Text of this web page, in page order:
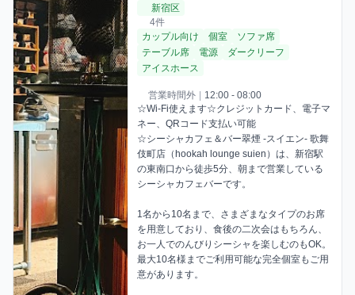
新宿区
4件
カップル向け
個室
ソファ席
テーブル席
電源
ダークリーフ
アイスホース
営業時間外 | 12:00 - 08:00
☆Wi-Fi使えます☆クレジットカード、電子マ
ネー、QRコード支払い可能
☆シーシャカフェ＆バー翠煙 -スイエン- 歌舞
伎町店（hookah lounge suien）は、新宿駅
の東南口から徒歩5分、朝まで営業している
シーシャカフェバーです。
1名から10名まで、さまざまなタイプのお席
を用意しており、食後の二次会はもちろん、
お一人でのんびりシーシャを楽しむのもOK。
最大10名様までご利用可能な完全個室もご用
意があります。